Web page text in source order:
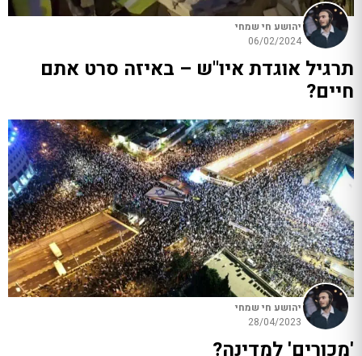
יהושע חי שמחי
06/02/2024
תרגיל אוגדת איו"ש – באיזה סרט אתם
חיים?
יהושע חי שמחי
28/04/2023
'מכורים' למדינה?